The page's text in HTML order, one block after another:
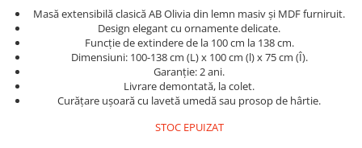
Saltele Latex
Saltele Memory
Saltele 140x200
Saltele 160x200
Saltele 180x200
Mobilier birou
Scaune ergonomice
Etajere Birou
Dulap birou
Birouri
Masă extensibilă clasică AB Olivia din lemn masiv și MDF furniruit.
Design elegant cu ornamente delicate.
Funcție de extindere de la 100 cm la 138 cm.
Dimensiuni: 100-138 cm (L) x 100 cm (l) x 75 cm (Î).
Garanție: 2 ani.
Livrare demontată, la colet.
Curățare ușoară cu lavetă umedă sau prosop de hârtie.
STOC EPUIZAT